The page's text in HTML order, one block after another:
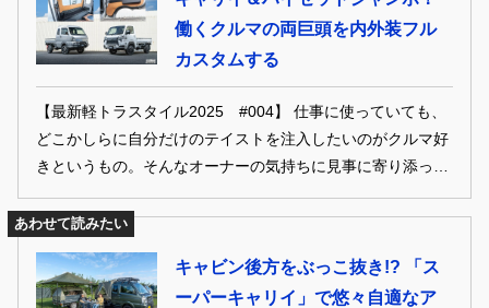
働くクルマの両巨頭を内外装フル
カスタムする
【最新軽トラスタイル2025 #004】 仕事に使っていても、
どこかしらに自分だけのテイストを注入したいのがクルマ好
きというもの。そんなオーナーの気持ちに見事に寄り添って
ならではの軽トラカスタムを紹介しよう。
あわせて読みたい
キャビン後方をぶっこ抜き!? 「ス
ーパーキャリイ」で悠々自適なア